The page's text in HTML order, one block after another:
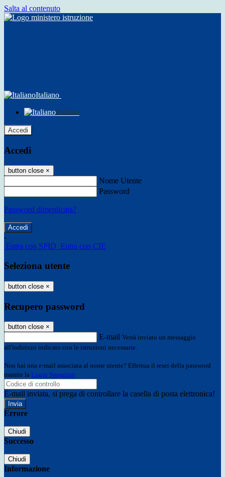
Salta al contenuto
Italiano
Italiano
Accedi
Accedi
button close ×
Nome Utente
Password
Password dimenticata?
-
Entra con SPID Entra con CIE
Seleziona utente
button close ×
Recupero password
button close ×
E-mail Verrà inviato un messaggio
all'indirizzo indicato con le istruzioni necessarie.
Non hai una e-mail associata al nome utente? Effettua il reset della password
tramite la Login Spaggiari
E-mail inviata, si prega di controllare la casella di posta elettronica!
Errore
Chiudi
Successo
Chiudi
Informazione